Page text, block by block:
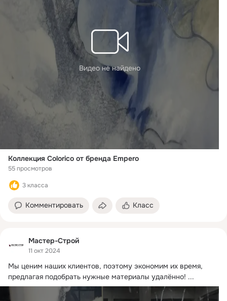
Видео не найдено
Коллекция Colorico от бренда Empero
55 просмотров
3 класса
Комментировать Класс
Мастер-Строй
11 окт 2024
Мы ценим наших клиентов, поэтому экономим их время,
предлагая подобрать нужные материалы удалённо! ...